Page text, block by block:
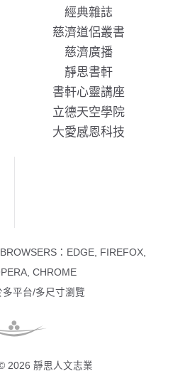
經典雜誌
慈濟道侶叢書
慈濟廣播
靜思書軒
書軒心靈講座
立德天空學院
大愛感恩科技
：EDGE, FIREFOX,
CHROME
平台/多尺寸瀏覽
2026 靜思人文志業